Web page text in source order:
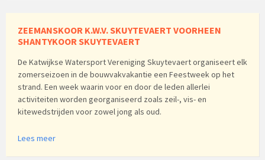
ZEEMANSKOOR K.W.V. SKUYTEVAERT VOORHEEN
SHANTYKOOR SKUYTEVAERT
De Katwijkse Watersport Vereniging Skuytevaert organiseert elk
zomerseizoen in de bouwvakvakantie een Feestweek op het
strand. Een week waarin voor en door de leden allerlei
activiteiten worden georganiseerd zoals zeil-, vis- en
kitewedstrijden voor zowel jong als oud.
Lees meer